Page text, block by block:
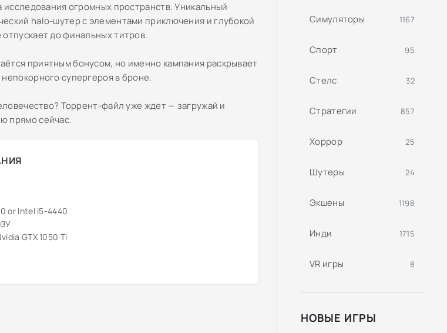
исследования огромных пространств. Уникальный
halo-шутер с элементами приключения и глубокой
до финальных титров.
приятным бонусом, но именно кампания раскрывает
супергероя в броне.
Торрент-файл уже ждет — загружай и
прямо сейчас.
or Intel i5-4440
GTX 1050 Ti
Симуляторы 1167
Спорт 95
Стелс 32
Стратегии 857
Хоррор 25
Шутеры 24
Экшены 1198
Инди 1715
VR игры 8
НОВЫЕ ИГРЫ